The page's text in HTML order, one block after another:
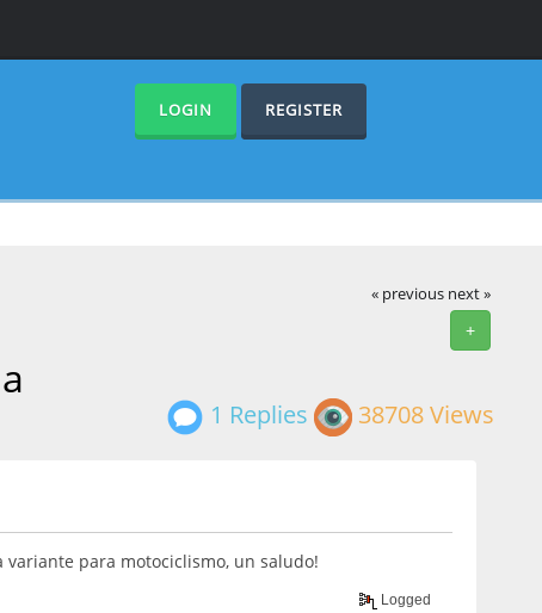
LOGIN REGISTER
« previous next »
+
1 Replies 38708 Views
para motociclismo, un saludo!
Logged